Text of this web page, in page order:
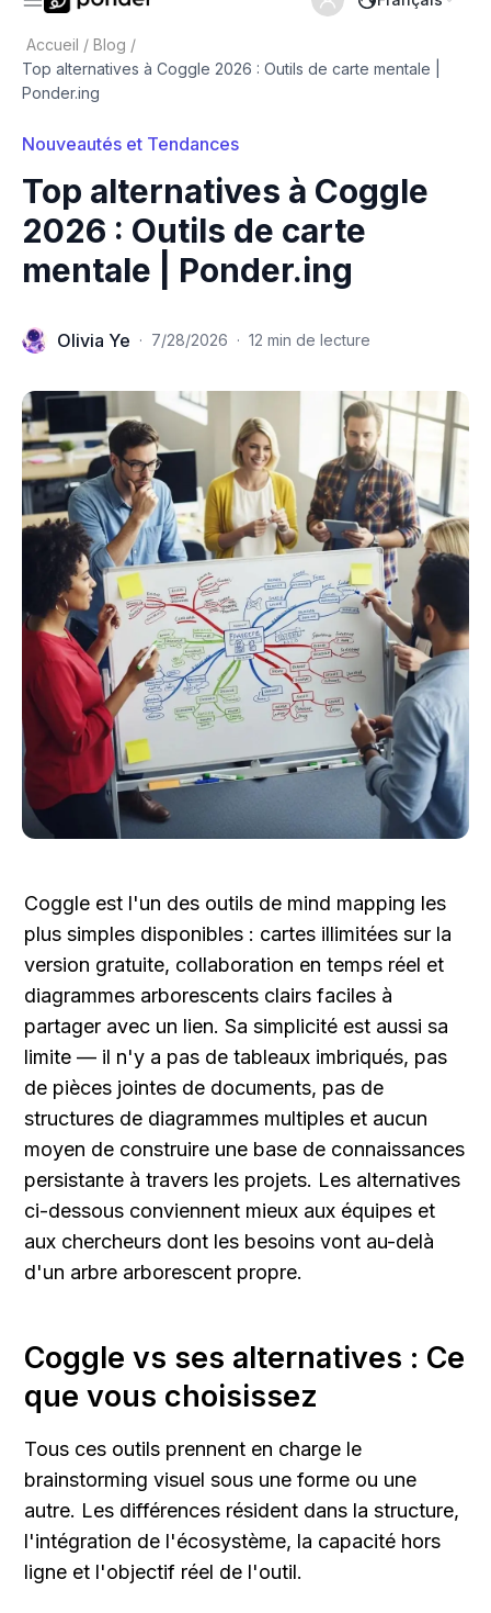
Accueil / Blog /
Top alternatives à Coggle 2026 : Outils de carte mentale |
Ponder.ing
Nouveautés et Tendances
Top alternatives à Coggle
2026 : Outils de carte
mentale | Ponder.ing
Olivia Ye · 7/28/2026 · 12 min de lecture
Coggle est l'un des outils de mind mapping les
plus simples disponibles : cartes illimitées sur la
version gratuite, collaboration en temps réel et
diagrammes arborescents clairs faciles à
partager avec un lien. Sa simplicité est aussi sa
limite — il n'y a pas de tableaux imbriqués, pas
de pièces jointes de documents, pas de
structures de diagrammes multiples et aucun
moyen de construire une base de connaissances
persistante à travers les projets. Les alternatives
ci-dessous conviennent mieux aux équipes et
aux chercheurs dont les besoins vont au-delà
d'un arbre arborescent propre.
Coggle vs ses alternatives : Ce
que vous choisissez
Tous ces outils prennent en charge le
brainstorming visuel sous une forme ou une
autre. Les différences résident dans la structure,
l'intégration de l'écosystème, la capacité hors
ligne et l'objectif réel de l'outil.